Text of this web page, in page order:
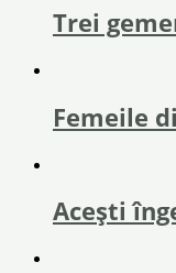
Trei
Femeile
Acești